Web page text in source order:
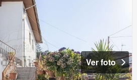
Ver foto